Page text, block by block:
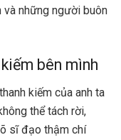
và những người buôn
bên mình
kiếm của anh ta
thể tách rời,
sĩ đạo thậm chí